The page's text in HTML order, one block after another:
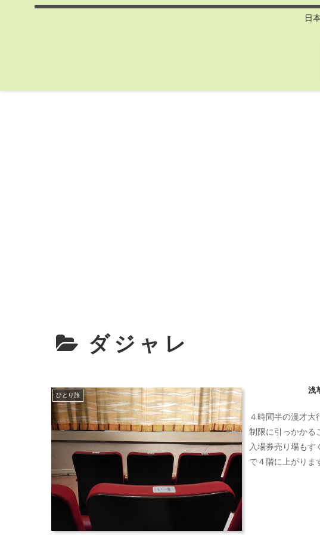
日
ダジャレ
ひとり旅
浅
４時間半の漫才
制限に引っかかる
入場券売り場もす
で４階に上がりま